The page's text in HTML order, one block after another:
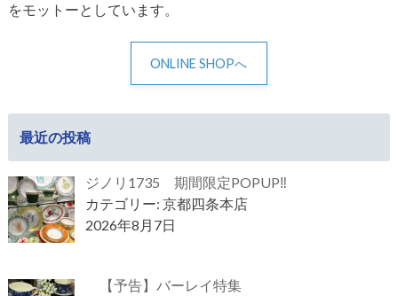
をモットーとしています。
ONLINE SHOPへ
最近の投稿
ジノリ1735 期間限定POPUP‼
カテゴリー: 京都四条本店
2026年8月7日
【予告】バーレイ特集